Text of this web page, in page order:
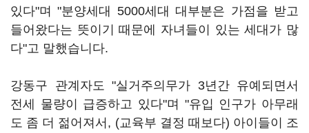
있다"며 "분양세대 5000세대 대부분은 가점을 받고
들어왔다는 뜻이기 때문에 자녀들이 있는 세대가 많
다"고 말했습니다.
강동구 관계자도 "실거주의무가 3년간 유예되면서
전세 물량이 급증하고 있다"며 "유입 인구가 아무래
도 좀 더 젊어져서, (교육부 결정 때보다) 아이들이 조